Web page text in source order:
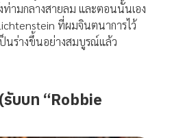
ท่ามกลางสายลม และตอนนั้นเอง
ที่ผมจินตนาการไว้
นร่างขึ้นอย่างสมบูรณ์แล้ว
บบท “Robbie